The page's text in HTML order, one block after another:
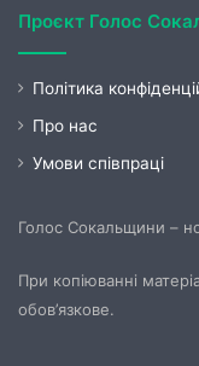
Проєкт Голос
Політика
Про нас
Умови співпраці
Голос Сокальщини –
При копіюванні
обов’язкове.